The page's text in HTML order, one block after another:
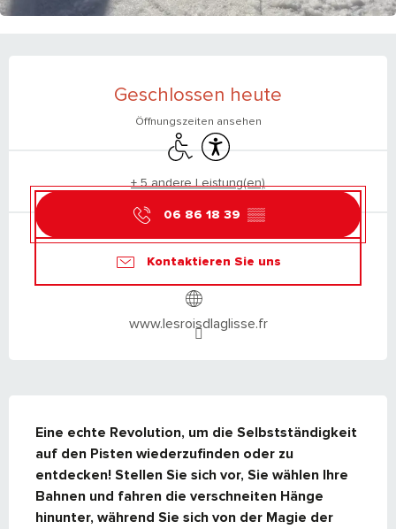
Geschlossen heute
Öffnungszeiten ansehen
Zugang für Behinderte
Zugänglichkeit
+ 5 andere Leistung(en)
06 86 18 39 ▒▒
Kontaktieren Sie uns
www.lesroisdlaglisse.fr
Eine echte Revolution, um die Selbstständigkeit
auf den Pisten wiederzufinden oder zu
entdecken! Stellen Sie sich vor, Sie wählen Ihre
Bahnen und fahren die verschneiten Hänge
hinunter, während Sie sich von der Magie der